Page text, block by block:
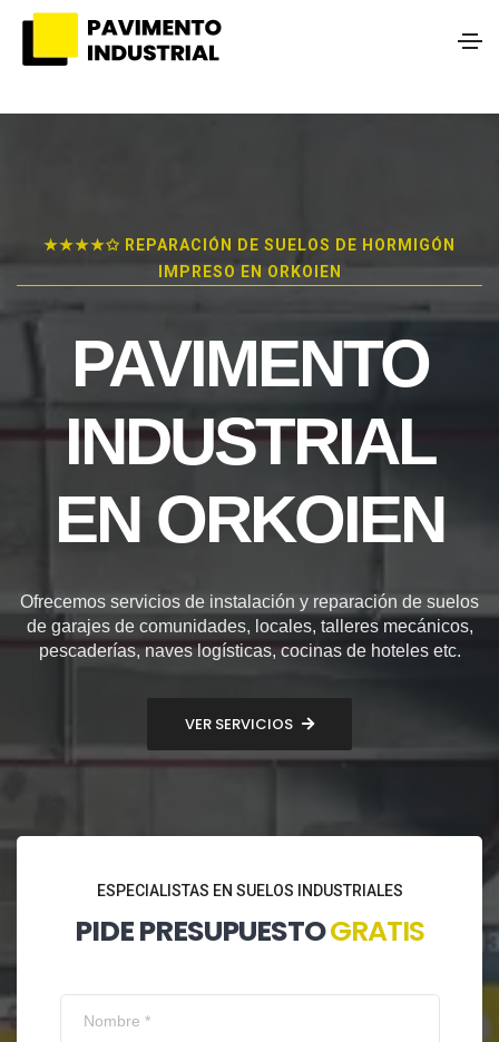
★★★★✩ REPARACIÓN DE SUELOS DE HORMIGÓN
IMPRESO EN ORKOIEN
PAVIMENTO
INDUSTRIAL
EN ORKOIEN
Ofrecemos servicios de instalación y reparación de suelos
de garajes de comunidades, locales, talleres mecánicos,
pescaderías, naves logísticas, cocinas de hoteles etc.
VER SERVICIOS
ESPECIALISTAS EN SUELOS INDUSTRIALES
PIDE PRESUPUESTOGRATIS